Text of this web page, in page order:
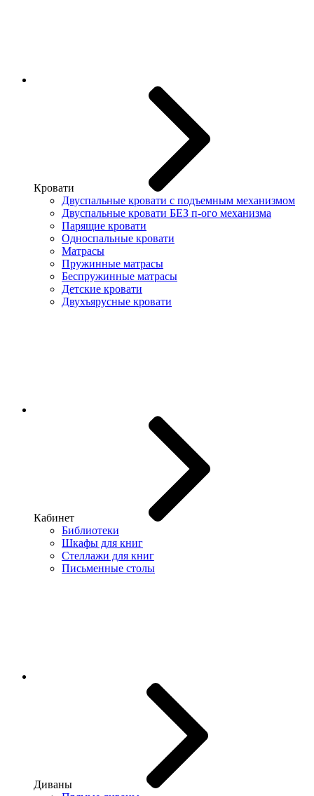
Кровати
Двуспальные кровати с подъемным механизмом
Двуспальные кровати БЕЗ п-ого механизма
Парящие кровати
Односпальные кровати
Матрасы
Пружинные матрасы
Беспружинные матрасы
Детские кровати
Двухъярусные кровати
Кабинет
Библиотеки
Шкафы для книг
Стеллажи для книг
Письменные столы
Диваны